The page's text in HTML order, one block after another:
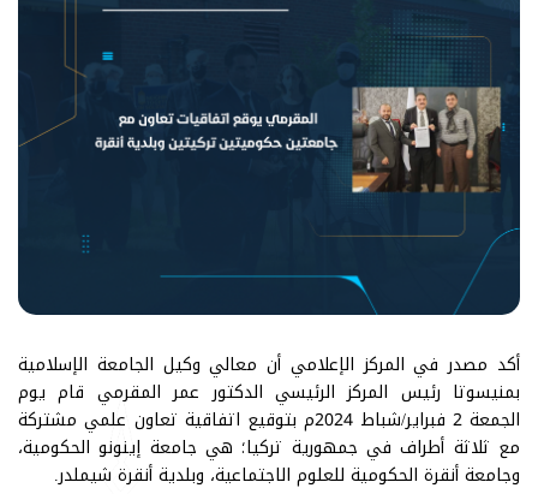
أكد مصدر في المركز الإعلامي أن معالي وكيل الجامعة الإسلامية
بمنيسوتا رئيس المركز الرئيسي الدكتور عمر المقرمي قام يوم
الجمعة 2 فبراير/شباط 2024م بتوقيع اتفاقية تعاون علمي مشتركة
مع ثلاثة أطراف في جمهورية تركيا؛ هي جامعة إينونو الحكومية،
وجامعة أنقرة الحكومية للعلوم الاجتماعية، وبلدية أنقرة شيملدر.